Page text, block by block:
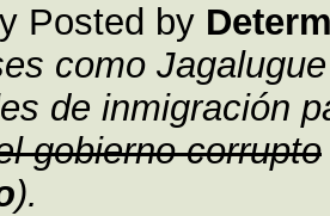
Posted by
como
de inmigración
gobierno corrupto
).